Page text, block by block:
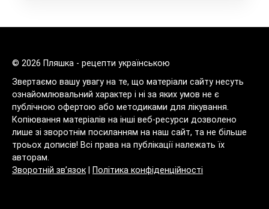
© 2026 Пляшка - рецепти українською
Звертаємо вашу увагу на те, що матеріали сайту несуть
ознайомлювальний характер і ні за яких умов не є
публічною офертою або методиками для лікування.
Копіювання матеріалів на інші веб-ресурси дозволено
лише зі зворотнім посиланням на наш сайт, та не більше
троьох дописів! Всі права на публікації належать їх
авторам.
Зворотній зв’язок
Політика конфіденційності